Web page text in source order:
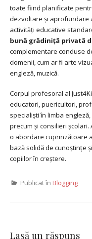
toate fiind planificate
dezvoltare și aprofundare
activități educative
bună grădiniță privată
complementare conduse
domenii, cum ar fi arte
engleză, muzică.
Corpul profesoral al
educatori, puericultori,
specialiști în limba
precum și consilieri
o abordare cuprinzătoare
bază solidă de cunoștințe
copiilor în creștere.
Publicat în Blogging
Lasă un răspuns